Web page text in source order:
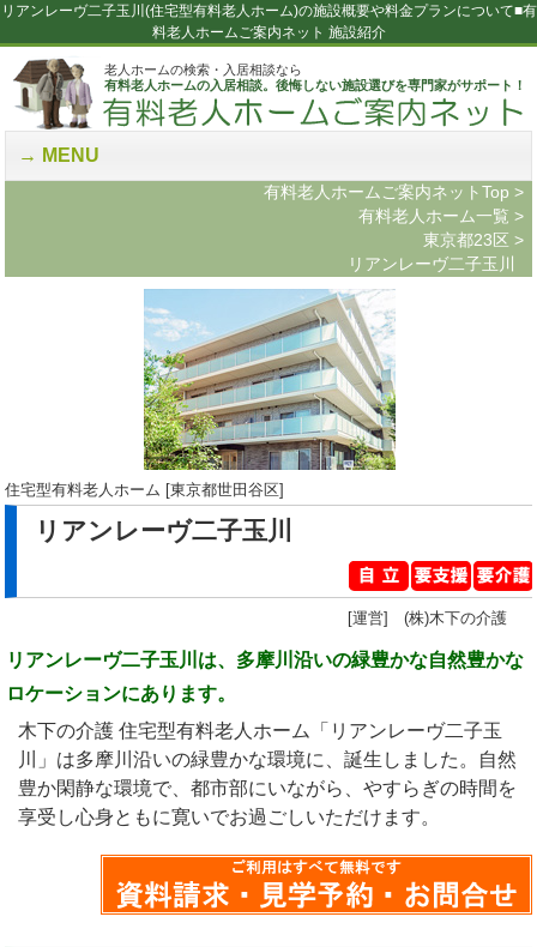
リアンレーヴ二子玉川(住宅型有料老人ホーム)の施設概要や料金プランについて■有
料老人ホームご案内ネット 施設紹介
老人ホームの検索・入居相談なら
有料老人ホームの入居相談。後悔しない施設選びを専門家がサポート！
MENU
有料老人ホームご案内ネットTop >
有料老人ホーム一覧 >
東京都23区 >
リアンレーヴ二子玉川
住宅型有料老人ホーム [東京都世田谷区]
リアンレーヴ二子玉川
[運営] (株)木下の介護
リアンレーヴ二子玉川は、多摩川沿いの緑豊かな自然豊かな
ロケーションにあります。
木下の介護 住宅型有料老人ホーム「リアンレーヴ二子玉
川」は多摩川沿いの緑豊かな環境に、誕生しました。自然
豊か閑静な環境で、都市部にいながら、やすらぎの時間を
享受し心身ともに寛いでお過ごしいただけます。